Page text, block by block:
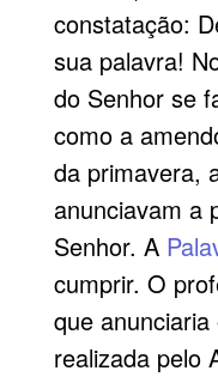
constatação:
sua palavra!
do Senhor se
como a
da primavera,
anunciavam a
Senhor. A
cumprir. O
que
realizada pelo